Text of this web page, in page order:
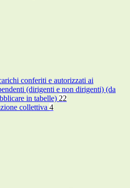
conferiti e autorizzati ai
(dirigenti e non dirigenti) (da
in tabelle) 22
collettiva 4